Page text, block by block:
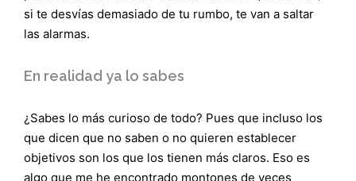
si te desvías demasiado de tu rumbo, te van a saltar
las alarmas.
En realidad ya lo sabes
¿Sabes lo más curioso de todo? Pues que incluso los
que dicen que no saben o no quieren establecer
objetivos son los que los tienen más claros. Eso es
algo que me he encontrado montones de veces